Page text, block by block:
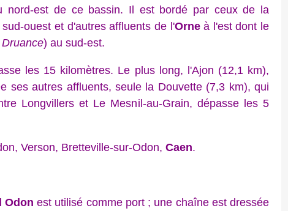
nord-est de ce bassin. Il est bordé par ceux de la
ouest et d'autres affluents de l'Orneà l'est dont le
) au sud-est.
les 15 kilomètres. Le plus long, l'Ajon (12,1 km),
ses autres affluents, seule la Douvette (7,3 km), qui
Longvillers et Le Mesnil-au-Grain, dépasse les 5
Verson, Bretteville-sur-Odon, Caen.
Odonest utilisé comme port ; une chaîne est dressée